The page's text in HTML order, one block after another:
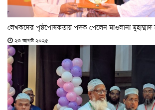
লেখকদের পৃষ্ঠপোষকতায় পদক পেলেন মাওলানা মুহাম্মাদ
২৩ আগস্ট ২০২৫